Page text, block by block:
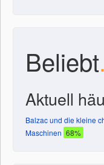
Beliebt.
Aktuell
Balzac und die kleine
Maschinen 68%